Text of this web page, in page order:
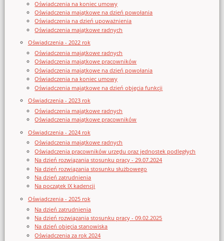
Oświadczenia na koniec umowy
Oświadczenia majątkowe na dzień powołania
Oświadczenia na dzień upoważnienia
Oświadczenia majątkowe radnych
Oświadczenia - 2022 rok
Oświadczenia majątkowe radnych
Oświadczenia majątkowe pracowników
Oświadczenia majątkowe na dzień powołania
Oświadczenia na koniec umowy
Oświadczenia majątkowe na dzień objęcia funkcji
Oświadczenia - 2023 rok
Oświadczenia majątkowe radnych
Oświadczenia majątkowe pracowników
Oświadczenia - 2024 rok
Oświadczenia majątkowe radnych
Oświadczenia pracowników urzędu oraz jednostek podległych
Na dzień rozwiązania stosunku pracy - 29.07.2024
Na dzień rozwiązania stosunku służbowego
Na dzień zatrudnienia
Na początek IX kadencji
Oświadczenia - 2025 rok
Na dzień zatrudnienia
Na dzień rozwiązania stosunku pracy - 09.02.2025
Na dzień objęcia stanowiska
Oświadczenia za rok 2024